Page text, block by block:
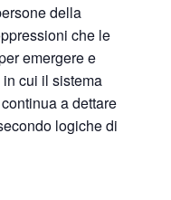
della
che le
emergere e
cui il sistema
a dettare
logiche di